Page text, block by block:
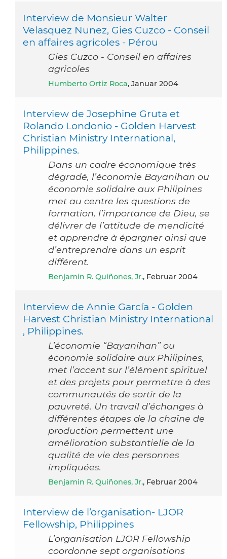
Interview de Monsieur Walter
Velasquez Nunez, Gies Cuzco - Conseil
en affaires agricoles - Pérou
Gies Cuzco - Conseil en affaires
agricoles
Humberto Ortiz Roca, Januar 2004
Interview de Josephine Gruta et
Rolando Londonio - Golden Harvest
Christian Ministry International,
Philippines.
Dans un cadre économique très
dégradé, l’économie Bayanihan ou
économie solidaire aux Philipines
met au centre les questions de
formation, l’importance de Dieu, se
délivrer de l’attitude de mendicité
et apprendre à épargner ainsi que
d’entreprendre dans un esprit
différent.
Benjamin R. Quiñones, Jr., Februar 2004
Interview de Annie García - Golden
Harvest Christian Ministry International
, Philippines.
L’économie “Bayanihan” ou
économie solidaire aux Philipines,
met l’accent sur l’élément spirituel
et des projets pour permettre à des
communautés de sortir de la
pauvreté. Un travail d’échanges à
différentes étapes de la chaîne de
production permettent une
amélioration substantielle de la
qualité de vie des personnes
impliquées.
Benjamin R. Quiñones, Jr., Februar 2004
Interview de l’organisation- LJOR
Fellowship, Philippines
L’organisation LJOR Fellowship
coordonne sept organisations